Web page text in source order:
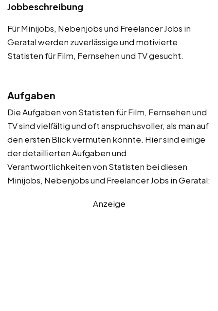
Jobbeschreibung
Für Minijobs, Nebenjobs und Freelancer Jobs in
Geratal werden zuverlässige und motivierte
Statisten für Film, Fernsehen und TV gesucht.
Aufgaben
Die Aufgaben von Statisten für Film, Fernsehen und
TV sind vielfältig und oft anspruchsvoller, als man auf
den ersten Blick vermuten könnte. Hier sind einige
der detaillierten Aufgaben und
Verantwortlichkeiten von Statisten bei diesen
Minijobs, Nebenjobs und Freelancer Jobs in Geratal:
Anzeige